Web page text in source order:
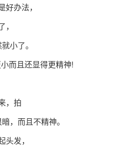
办法，
小了。
而且还显得更精神!
，拍
，而且不精神。
发，